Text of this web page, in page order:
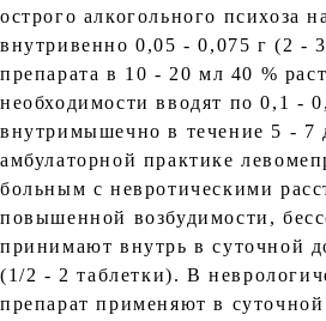
острого алкогольного психоза
внутривенно 0,05 - 0,075 г (2 -
препарата в 10 - 20 мл 40 %
необходимости вводят по 0,1 -
внутримышечно в течение 5 - 7
амбулаторной практике
больным с невротическими
повышенной возбудимости,
принимают внутрь в суточной
(1/2 - 2 таблетки). В
препарат применяют в